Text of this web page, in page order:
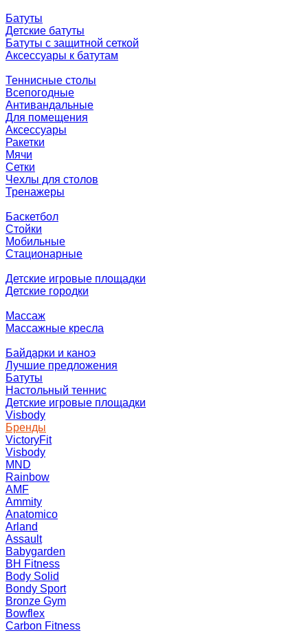
Батуты
Детские батуты
Батуты с защитной сеткой
Аксессуары к батутам
Теннисные столы
Всепогодные
Антивандальные
Для помещения
Аксессуары
Ракетки
Мячи
Сетки
Чехлы для столов
Тренажеры
Баскетбол
Стойки
Мобильные
Стационарные
Детские игровые площадки
Детские городки
Массаж
Массажные кресла
Байдарки и каноэ
Лучшие предложения
Батуты
Настольный теннис
Детские игровые площадки
Visbody
Бренды
VictoryFit
Visbody
MND
Rainbow
AMF
Ammity
Anatomico
Arland
Assault
Babygarden
BH Fitness
Body Solid
Bondy Sport
Bronze Gym
Bowflex
Carbon Fitness